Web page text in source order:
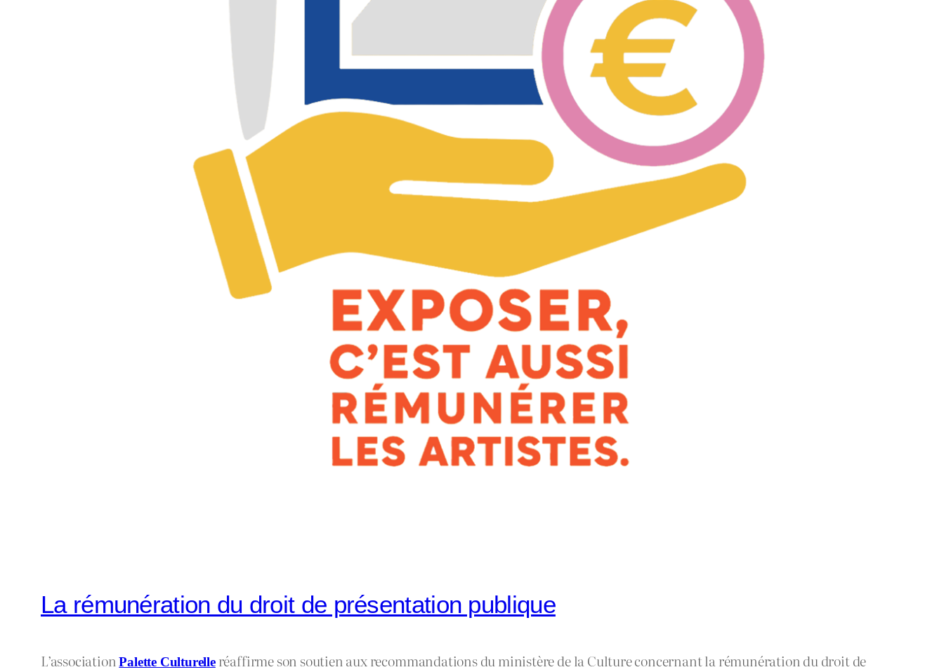
La rémunération du droit de présentation publique
L’associationPalette Culturelleréaffirme son soutien aux recommandations du ministère de la Culture concernant la rémunération du droit de